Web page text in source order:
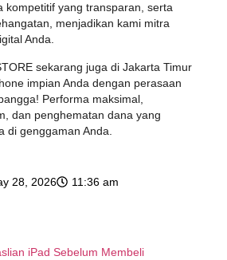
kompetitif yang transparan, serta
menjadikan kami mitra
Anda.
sekarang juga di Jakarta Timur
impian Anda dengan perasaan
Performa maksimal,
dan penghematan dana yang
di genggaman Anda.
28, 2026
11:36 am
iPad Sebelum Membeli